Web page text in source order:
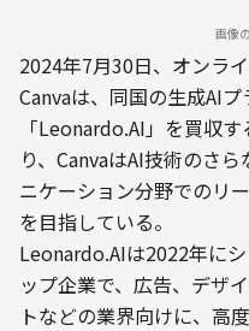
画像
2024年7月30日、オンラ
Canvaは、同国の生成AI
「Leonardo.AI」を買収す
り、CanvaはAI技術のさ
ニケーション分野でのリ
を目指している。
Leonardo.AIは2022年に
ップ企業で、広告、デザ
トなどの業界向けに、高